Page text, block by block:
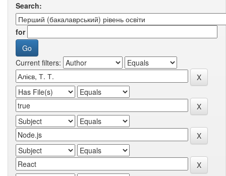
Search:
for
Current filters: